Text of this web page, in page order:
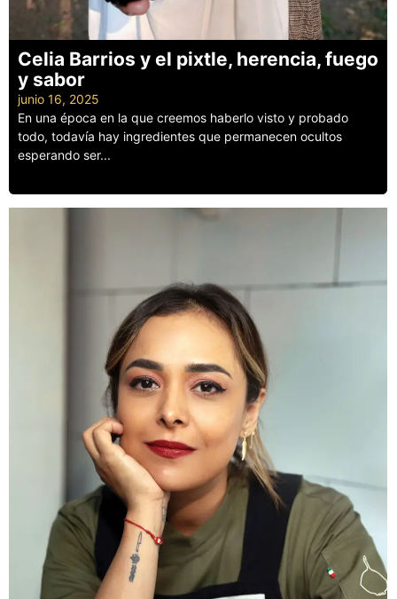
Celia Barrios y el pixtle, herencia, fuego
y sabor
junio 16, 2025
En una época en la que creemos haberlo visto y probado
todo, todavía hay ingredientes que permanecen ocultos
esperando ser...